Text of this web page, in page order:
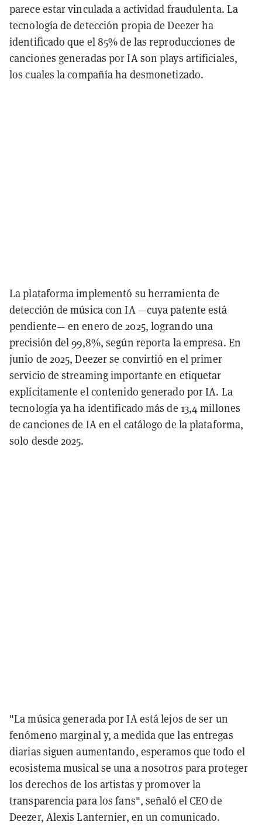
parece estar vinculada a actividad fraudulenta. La
tecnología de detección propia de Deezer ha
identificado que el 85% de las reproducciones de
canciones generadas por IA son plays artificiales,
los cuales la compañía ha desmonetizado.
La plataforma implementó su herramienta de
detección de música con IA —cuya patente está
pendiente— en enero de 2025, logrando una
precisión del 99,8%, según reporta la empresa. En
junio de 2025, Deezer se convirtió en el primer
servicio de streaming importante en etiquetar
explícitamente el contenido generado por IA. La
tecnología ya ha identificado más de 13,4 millones
de canciones de IA en el catálogo de la plataforma,
solo desde 2025.
"La música generada por IA está lejos de ser un
fenómeno marginal y, a medida que las entregas
diarias siguen aumentando, esperamos que todo el
ecosistema musical se una a nosotros para proteger
los derechos de los artistas y promover la
transparencia para los fans", señaló el CEO de
Deezer, Alexis Lanternier, en un comunicado.